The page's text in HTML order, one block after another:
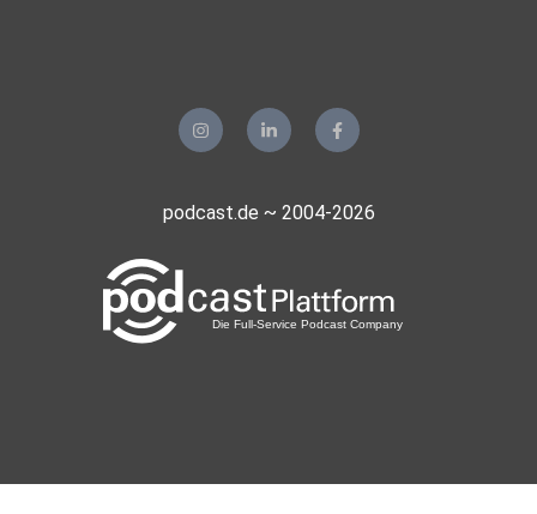
podcast.de ~ 2004-2026